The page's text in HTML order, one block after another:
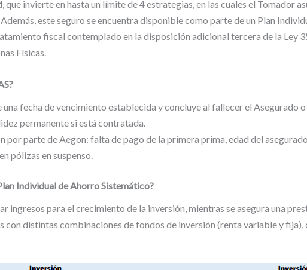
, que invierte en hasta un límite de 4 estrategias, en las cuales el Tomador
este seguro se encuentra disponible como parte de un Plan
fiscal contemplado en la disposición adicional tercera de la Ley
Físicas.
fecha de vencimiento establecida y concluye al fallecer el Asegurado
permanente si está contratada.
por parte de Aegon: falta de pago de la primera prima, edad del
pólizas en suspenso.
Individual de Ahorro Sistemático?
ingresos para el crecimiento de la inversión, mientras se asegura una
con distintas combinaciones de fondos de inversión (renta variable y fija),